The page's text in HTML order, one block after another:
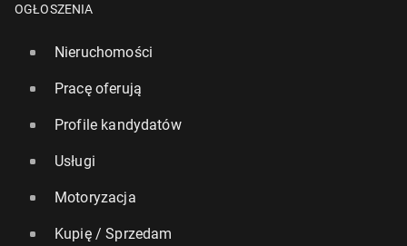
OGŁOSZENIA
Nieruchomości
Pracę oferują
Profile kandydatów
Usługi
Motoryzacja
Kupię / Sprzedam